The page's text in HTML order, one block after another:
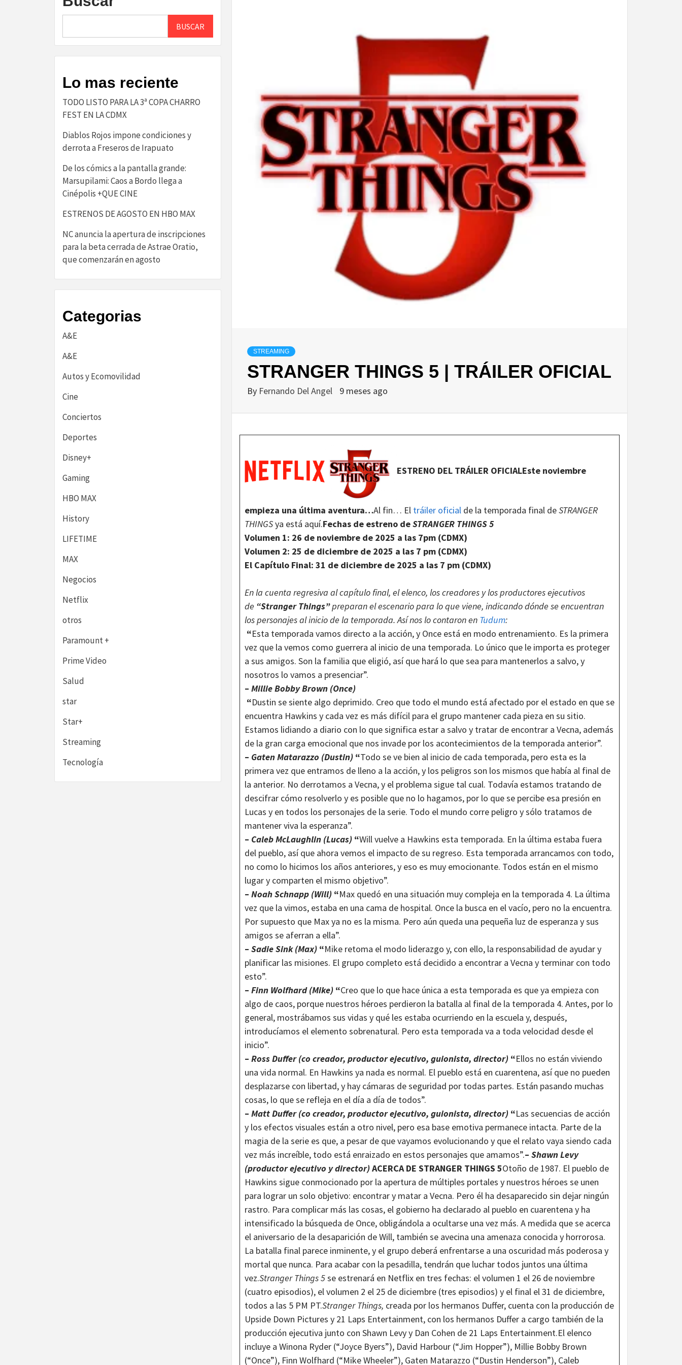
STREAMING
STRANGER THINGS 5 | TRÁILER OFICIAL
By Fernando Del Angel 9 meses ago
ESTRENO DEL TRÁILER OFICIALEste noviembre
empieza una última aventura…Al fin… El tráiler oficial de la temporada final deSTRANGER
THINGSya está aquí.Fechas de estreno deSTRANGER THINGS 5
Volumen 1: 26 de noviembre de 2025 a las 7pm (CDMX)
Volumen 2: 25 de diciembre de 2025 a las 7 pm (CDMX)
El Capítulo Final: 31 de diciembre de 2025 a las 7 pm (CDMX)
En la cuenta regresiva al capítulo final, el elenco, los creadores y los productores ejecutivos
de “Stranger Things”preparan el escenario para lo que viene, indicando dónde se encuentran
los personajes al inicio de la temporada. Así nos lo contaron en Tudum:
“Esta temporada vamos directo a la acción, y Once está en modo entrenamiento. Es la primera
vez que la vemos como guerrera al inicio de una temporada. Lo único que le importa es proteger
a sus amigos. Son la familia que eligió, así que hará lo que sea para mantenerlos a salvo, y
nosotros lo vamos a presenciar”.
– Millie Bobby Brown (Once)
“Dustin se siente algo deprimido. Creo que todo el mundo está afectado por el estado en que se
encuentra Hawkins y cada vez es más difícil para el grupo mantener cada pieza en su sitio.
Estamos lidiando a diario con lo que significa estar a salvo y tratar de encontrar a Vecna, además
de la gran carga emocional que nos invade por los acontecimientos de la temporada anterior”.
– Gaten Matarazzo (Dustin) “Todo se ve bien al inicio de cada temporada, pero esta es la
primera vez que entramos de lleno a la acción, y los peligros son los mismos que había al final de
la anterior. No derrotamos a Vecna, y el problema sigue tal cual. Todavía estamos tratando de
descifrar cómo resolverlo y es posible que no lo hagamos, por lo que se percibe esa presión en
Lucas y en todos los personajes de la serie. Todo el mundo corre peligro y sólo tratamos de
mantener viva la esperanza”.
– Caleb McLaughlin (Lucas) “Will vuelve a Hawkins esta temporada. En la última estaba fuera
del pueblo, así que ahora vemos el impacto de su regreso. Esta temporada arrancamos con todo,
no como lo hicimos los años anteriores, y eso es muy emocionante. Todos están en el mismo
lugar y comparten el mismo objetivo”.
– Noah Schnapp (Will) “Max quedó en una situación muy compleja en la temporada 4. La última
vez que la vimos, estaba en una cama de hospital. Once la busca en el vacío, pero no la encuentra.
Por supuesto que Max ya no es la misma. Pero aún queda una pequeña luz de esperanza y sus
amigos se aferran a ella”.
– Sadie Sink (Max) “Mike retoma el modo liderazgo y, con ello, la responsabilidad de ayudar y
planificar las misiones. El grupo completo está decidido a encontrar a Vecna y terminar con todo
esto”.
– Finn Wolfhard (Mike) “Creo que lo que hace única a esta temporada es que ya empieza con
algo de caos, porque nuestros héroes perdieron la batalla al final de la temporada 4. Antes, por lo
general, mostrábamos sus vidas y qué les estaba ocurriendo en la escuela y, después,
introducíamos el elemento sobrenatural. Pero esta temporada va a toda velocidad desde el
inicio”.
– Ross Duffer (co creador, productor ejecutivo, guionista, director) “Ellos no están viviendo
una vida normal. En Hawkins ya nada es normal. El pueblo está en cuarentena, así que no pueden
desplazarse con libertad, y hay cámaras de seguridad por todas partes. Están pasando muchas
cosas, lo que se refleja en el día a día de todos”.
– Matt Duffer (co creador, productor ejecutivo, guionista, director) “Las secuencias de acción
y los efectos visuales están a otro nivel, pero esa base emotiva permanece intacta. Parte de la
magia de la serie es que, a pesar de que vayamos evolucionando y que el relato vaya siendo cada
vez más increíble, todo está enraizado en estos personajes que amamos”.– Shawn Levy
(productor ejecutivo y director) ACERCA DE STRANGER THINGS 5Otoño de 1987. El pueblo de
Hawkins sigue conmocionado por la apertura de múltiples portales y nuestros héroes se unen
para lograr un solo objetivo: encontrar y matar a Vecna. Pero él ha desaparecido sin dejar ningún
rastro. Para complicar más las cosas, el gobierno ha declarado al pueblo en cuarentena y ha
intensificado la búsqueda de Once, obligándola a ocultarse una vez más. A medida que se acerca
el aniversario de la desaparición de Will, también se avecina una amenaza conocida y horrorosa.
La batalla final parece inminente, y el grupo deberá enfrentarse a una oscuridad más poderosa y
mortal que nunca. Para acabar con la pesadilla, tendrán que luchar todos juntos una última
vez.Stranger Things 5se estrenará en Netflix en tres fechas: el volumen 1 el 26 de noviembre
(cuatro episodios), el volumen 2 el 25 de diciembre (tres episodios) y el final el 31 de diciembre,
todos a las 5 PM PT.Stranger Things, creada por los hermanos Duffer, cuenta con la producción de
Upside Down Pictures y 21 Laps Entertainment, con los hermanos Duffer a cargo también de la
producción ejecutiva junto con Shawn Levy y Dan Cohen de 21 Laps Entertainment.El elenco
incluye a Winona Ryder (“Joyce Byers”), David Harbour (“Jim Hopper”), Millie Bobby Brown
(“Once”), Finn Wolfhard (“Mike Wheeler”), Gaten Matarazzo (“Dustin Henderson”), Caleb
BUSCAR
Lo mas reciente
TODO LISTO PARA LA 3ª COPA CHARRO
FEST EN LA CDMX
Diablos Rojos impone condiciones y
derrota a Freseros de Irapuato
De los cómics a la pantalla grande:
Marsupilami: Caos a Bordo llega a
Cinépolis +QUE CINE
ESTRENOS DE AGOSTO EN HBO MAX
NC anuncia la apertura de inscripciones
para la beta cerrada de Astrae Oratio,
que comenzarán en agosto
Categorias
A&E
A&E
Autos y Ecomovilidad
Cine
Conciertos
Deportes
Disney+
Gaming
HBO MAX
History
LIFETIME
MAX
Negocios
Netflix
otros
Paramount +
Prime Video
Salud
star
Star+
Streaming
Tecnología